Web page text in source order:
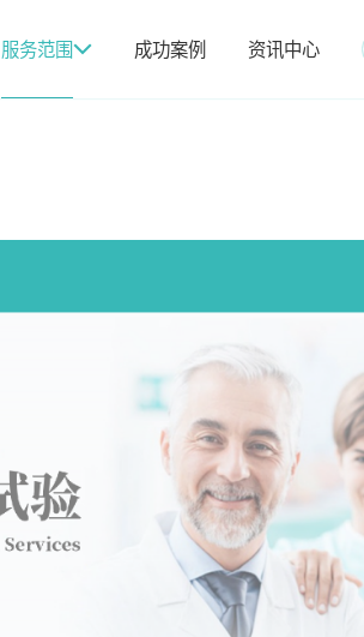
服务范围 成功案例 资讯中心